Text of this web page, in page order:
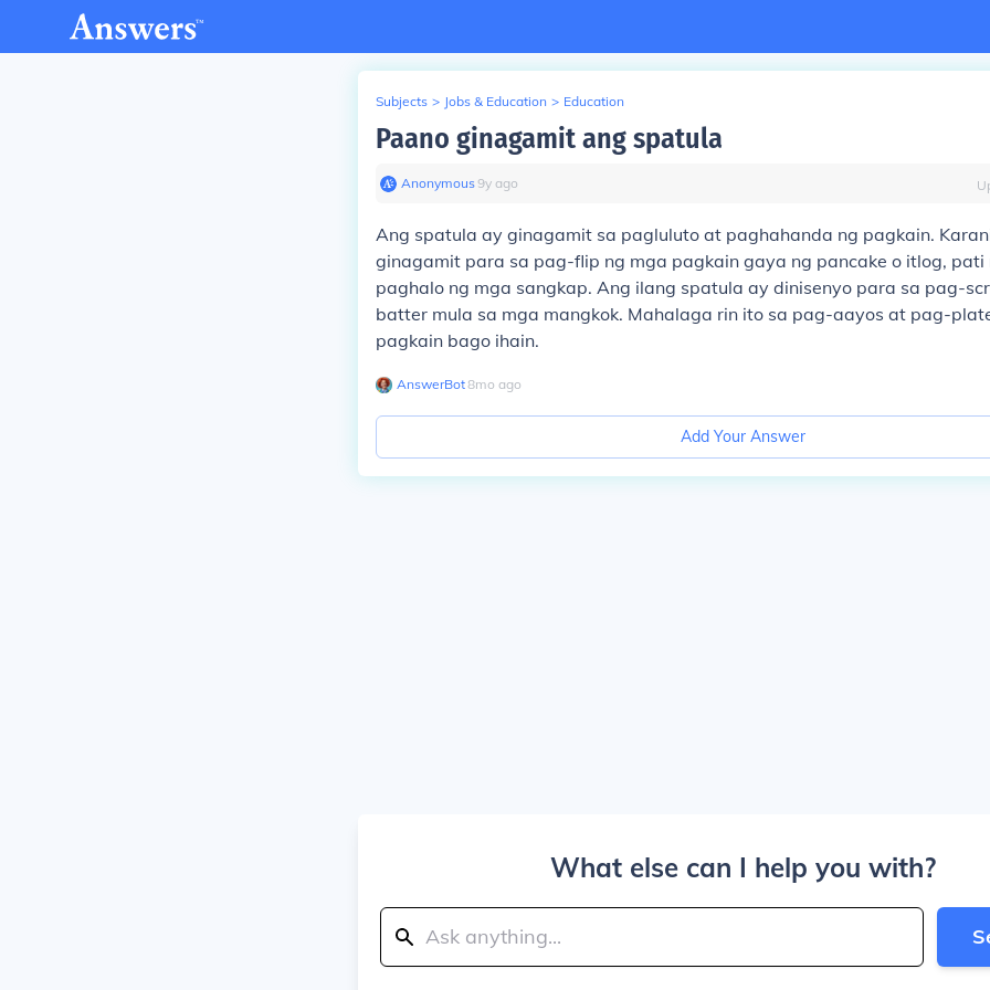
Subjects > Jobs & Education > Education
Paano ginagamit ang spatula
Anonymous∙9y ago
Ang spatula ay ginagamit sa pagluluto at paghahanda ng pagkain.
ginagamit para sa pag-flip ng mga pagkain gaya ng pancake o itlog, pati
paghalo ng mga sangkap. Ang ilang spatula ay dinisenyo para sa pag-
batter mula sa mga mangkok. Mahalaga rin ito sa pag-aayos at pag-
pagkain bago ihain.
AnswerBot∙8mo ago
Add Your Answer
What else can I help you with?